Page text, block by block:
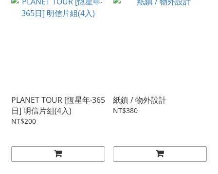
PLANET TOUR [恆星年‧365
日] 明信片組(4入)
NT$200
紙鎮 / 物外設計
NT$380